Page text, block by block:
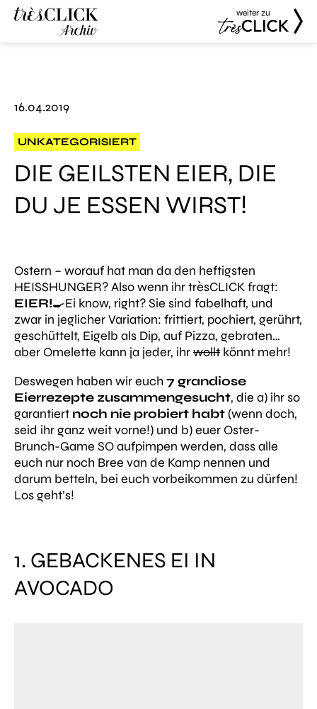
weiter zu
16.04.2019
UNKATEGORISIERT
DIE GEILSTEN EIER, DIE
DU JE ESSEN WIRST!
Ostern – worauf hat man da den heftigsten
HEISSHUNGER? Also wenn ihr trèsCLICK fragt:
EIER!🍳Ei know, right? Sie sind fabelhaft, und
zwar in jeglicher Variation: frittiert, pochiert, gerührt,
geschüttelt, Eigelb als Dip, auf Pizza, gebraten…
aber Omelette kann ja jeder, ihrwollt könnt mehr!
Deswegen haben wir euch 7 grandiose
Eierrezepte zusammengesucht, die a) ihr so
garantiert noch nie probiert habt (wenn doch,
seid ihr ganz weit vorne!) und b) euer Oster-
Brunch-Game SO aufpimpen werden, dass alle
euch nur noch Bree van de Kamp nennen und
darum betteln, bei euch vorbeikommen zu dürfen!
Los geht’s!
1. GEBACKENES EI IN
AVOCADO